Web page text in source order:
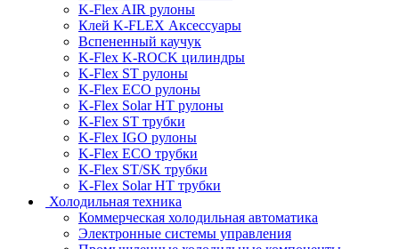
K-Flex AIR рулоны
Клей K-FLEX Аксессуары
Вспененный каучук
K-Flex K-ROCK цилиндры
K-Flex ST рулоны
K-Flex ECO рулоны
K-Flex Solar HT рулоны
K-Flex ST трубки
K-Flex IGO рулоны
K-Flex ECO трубки
K-Flex ST/SK трубки
K-Flex Solar HT трубки
Холодильная техника
Коммерческая холодильная автоматика
Электронные системы управления